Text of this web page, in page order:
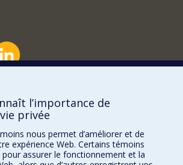
Département?
l’importance de
privée
nous permet d’améliorer et de
expérience Web. Certains témoins
assurer le fonctionnement et la